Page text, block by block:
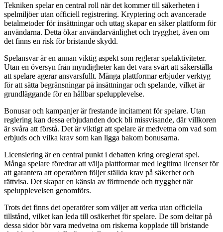
Tekniken spelar en central roll när det kommer till säkerheten i
spelmiljöer utan officiell registrering. Kryptering och avancerade
betalmetoder för insättningar och uttag skapar en säker plattform för
användarna. Detta ökar användarvänlighet och trygghet, även om
det finns en risk för bristande skydd.
Spelansvar är en annan viktig aspekt som reglerar spelaktiviteter.
Utan en översyn från myndigheter kan det vara svårt att säkerställa
att spelare agerar ansvarsfullt. Många plattformar erbjuder verktyg
för att sätta begränsningar på insättningar och spelande, vilket är
grundläggande för en hållbar spelupplevelse.
Bonusar och kampanjer är frestande incitament för spelare. Utan
reglering kan dessa erbjudanden dock bli missvisande, där villkoren
är svåra att förstå. Det är viktigt att spelare är medvetna om vad som
erbjuds och vilka krav som kan ligga bakom bonusarna.
Licensiering är en central punkt i debatten kring oreglerat spel.
Många spelare föredrar att välja plattformar med legitima licenser för
att garantera att operatören följer ställda krav på säkerhet och
rättvisa. Det skapar en känsla av förtroende och trygghet när
spelupplevelsen genomförs.
Trots det finns det operatörer som väljer att verka utan officiella
tillstånd, vilket kan leda till osäkerhet för spelare. De som deltar på
dessa sidor bör vara medvetna om riskerna kopplade till bristande